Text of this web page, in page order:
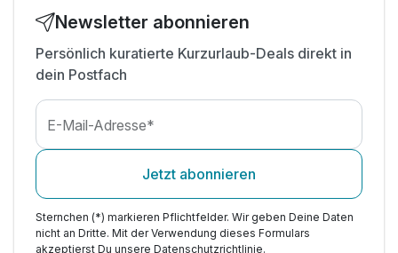
inkl. Badetasche mit Bademantel und
Handtüchern
inkl. Erholungszeit in unserer Sauna inkl.
Saunatuch
Newsletter abonnieren
Persönlich kuratierte Kurzurlaub-Deals direkt in
dein Postfach
E-Mail-Adresse*
Jetzt abonnieren
Sternchen (*) markieren Pflichtfelder. Wir geben Deine Daten
nicht an Dritte. Mit der Verwendung dieses Formulars
akzeptierst Du unsere Datenschutzrichtlinie.